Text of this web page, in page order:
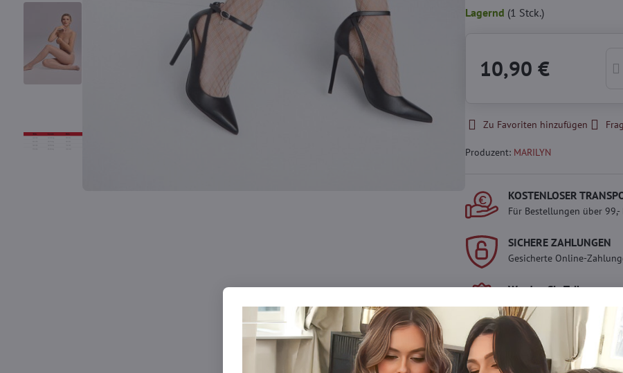
Lagernd (1 Stck.)
10,90 €
Zu Favoriten hinzufügen
Produzent: MARILYN
KOSTENLOSER
Für Bestellungen über 99,-
SICHERE ZAHLUNGEN
Gesicherte Online-
Werden Sie Teil von
Werden Sie Teil von
genießen Sie einen
5 %
Mitgliedervorteilbei
Der Vorteil wird
Warenkorb angewendet.